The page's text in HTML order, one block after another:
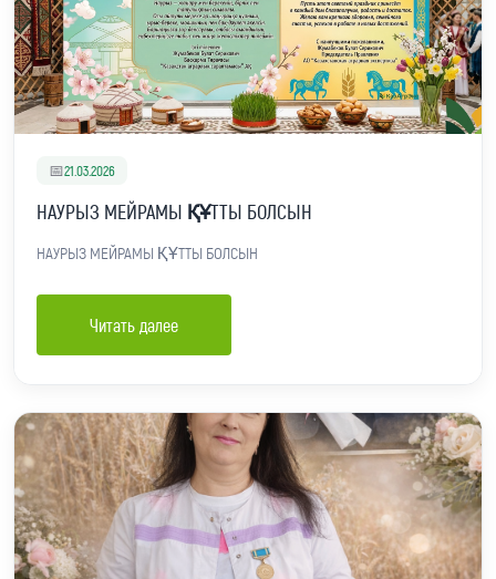
📅21.03.2026
НАУРЫЗ МЕЙРАМЫ ҚҰТТЫ БОЛСЫН
НАУРЫЗ МЕЙРАМЫ ҚҰТТЫ БОЛСЫН
Читать далее